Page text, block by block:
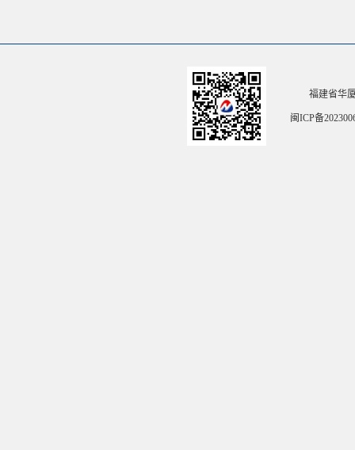
福建省华
闽ICP备